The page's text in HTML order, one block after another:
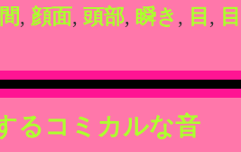
, 顔面, 頭部, 瞬き , 目 ,
るコミカルな音